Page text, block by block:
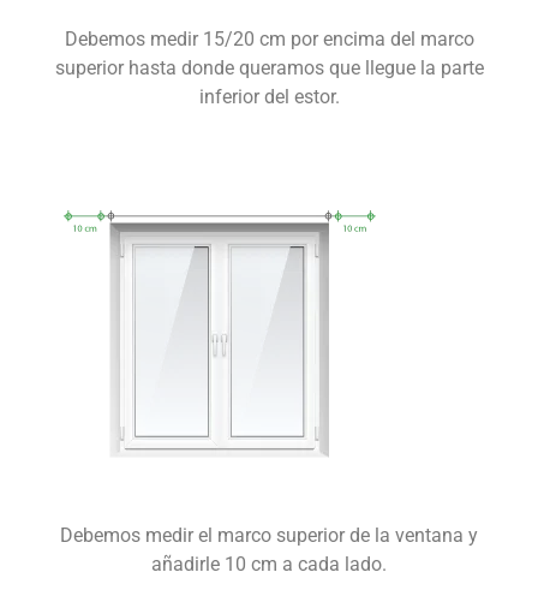
Debemos medir 15/20 cm por encima del marco
superior hasta donde queramos que llegue la parte
inferior del estor.
Debemos medir el marco superior de la ventana y
añadirle 10 cm a cada lado.